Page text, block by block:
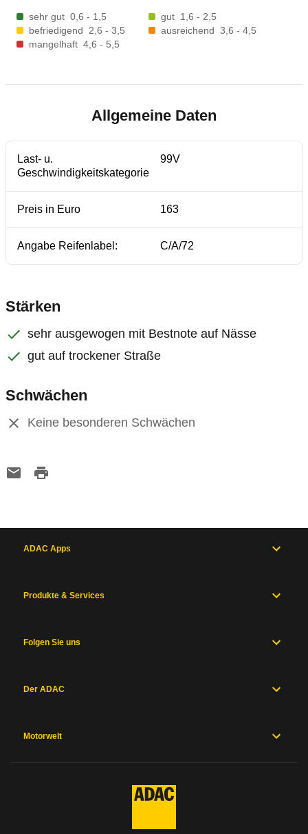
sehr gut 0,6 - 1,5 gut 1,6 - 2,5
befriedigend
2,6 - 3,5 ausreichend 3,6 - 4,5
mangelhaft 4,6 - 5,5
Allgemeine Daten
Last- u.
Geschwindigkeitskategorie
99V
Preis in Euro 163
Angabe Reifenlabel: C/A/72
Stärken
sehr ausgewogen mit Bestnote auf Nässe
gut auf trockener Straße
Schwächen
Keine besonderen Schwächen
ADAC Apps
Produkte & Services
Folgen Sie uns
Der ADAC
Motorwelt